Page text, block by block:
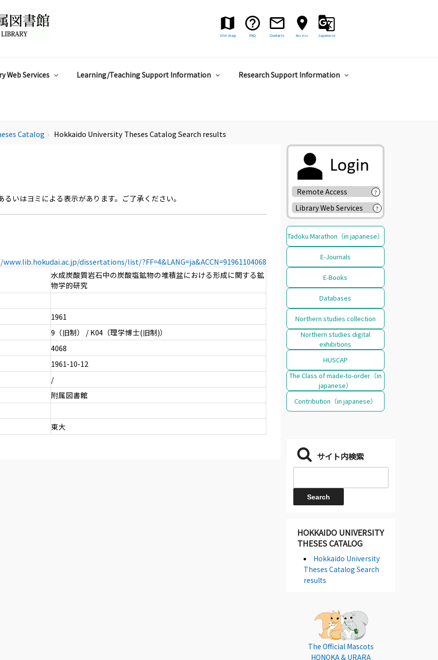
Site map FAQ Contacts Access Japanese
Web Services Learning/Teaching Support Information Research Support Information
Catalog chevron_right Hokkaido University Theses Catalog Search results
いはヨミによる表示があります。ご了承ください。
dissertations/list/?FF=4&LANG=ja&ACCN=91961104068
水成炭酸質岩石中の炭酸塩鉱物の堆積盆における形成に関する鉱
物学的研究
1961
9（旧制） / K04（理学博士(旧制)）
4068
1961-10-12
/
附属図書館
東大
Remote Access ?
Library Web Services ?
Tadoku Marathon（in japanese）
E-Journals
E-Books
Databases
Northern studies collection
Northern studies digital
exhibitions
HUSCAP
The Class of made-to-order（in
japanese）
Contribution（in japanese）
サイト内検索
HOKKAIDO UNIVERSITY
THESES CATALOG
Hokkaido University
Theses Catalog Search
results
The Official Mascots
HONOKA & URARA